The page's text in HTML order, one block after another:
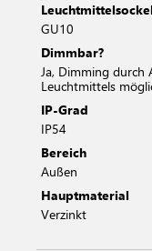
Leuchtmittelsockel
GU10
Dimmbar?
Ja, Dimming durch
Leuchtmittels
IP-Grad
IP54
Bereich
Außen
Hauptmaterial
Verzinkt